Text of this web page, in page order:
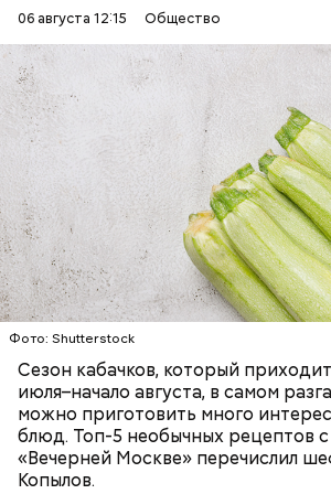
06 августа 12:15
Общество
Фото: Shutterstock
Сезон кабачков, который
июля–начало августа, в самом
можно приготовить много
блюд. Топ-5 необычных рецептов
«Вечерней Москве» перечислил
Копылов.
Ингредиенты:
ЕДА ОВОЩИ РЕЦЕПТЫ
Вред дыни
Фото: Shutterstock
— Наиболее распространенные
салаты, лаваш с творогом и сыром,
запеканка. Щавеля там везде
немного, поэтому никакого вреда
Чем разнообразнее рацион
лучше. Потому что это исключает
возникновения дефицитов
заверил специалист.